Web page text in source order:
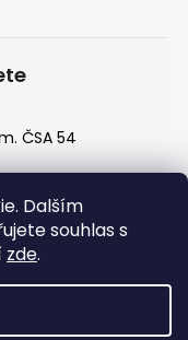
Dalším
souhlas s
zde.
ČSA 54